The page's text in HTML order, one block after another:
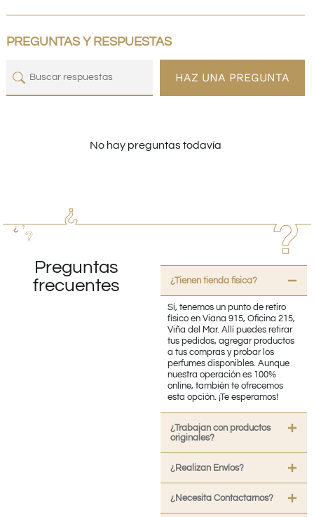
PREGUNTAS Y RESPUESTAS
HAZ UNA PREGUNTA
No hay preguntas todavía
Preguntas
frecuentes
¿Tienen tienda fisica?
Sí, tenemos un punto de retiro
físico en Viana 915, Oficina 215,
Viña del Mar. Allí puedes retirar
tus pedidos, agregar productos
a tus compras y probar los
perfumes disponibles. Aunque
nuestra operación es 100%
online, también te ofrecemos
esta opción. ¡Te esperamos!
¿Trabajan con productos
originales?
¿Realizan Envíos?
¿Necesita Contactarnos?